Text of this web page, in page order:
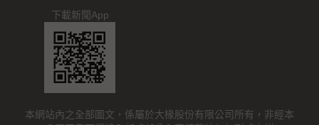
下載新聞App
本網站內之全部圖文，係屬於大椽股份有限公司所有，非經本